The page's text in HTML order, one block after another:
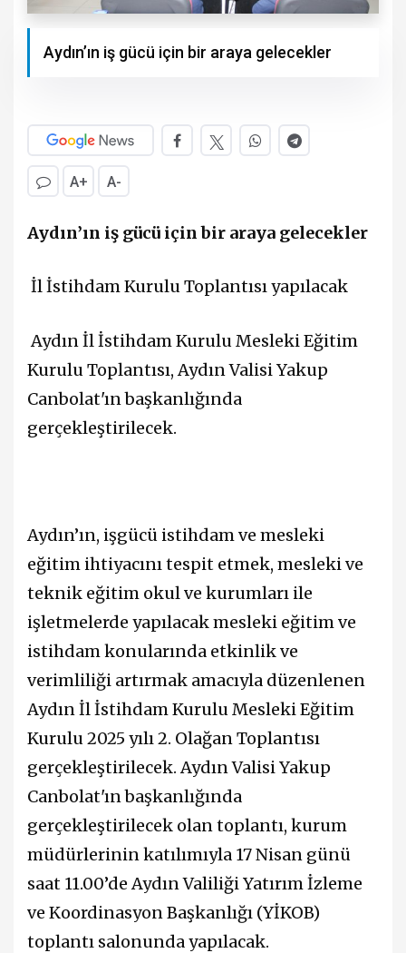
Aydın’ın iş gücü için bir araya gelecekler
A+ A-
Aydın’ın iş gücü için bir araya gelecekler
İl İstihdam Kurulu Toplantısı yapılacak
Aydın İl İstihdam Kurulu Mesleki Eğitim
Kurulu Toplantısı, Aydın Valisi Yakup
Canbolat'ın başkanlığında
gerçekleştirilecek.
Aydın’ın, işgücü istihdam ve mesleki
eğitim ihtiyacını tespit etmek, mesleki ve
teknik eğitim okul ve kurumları ile
işletmelerde yapılacak mesleki eğitim ve
istihdam konularında etkinlik ve
verimliliği artırmak amacıyla düzenlenen
Aydın İl İstihdam Kurulu Mesleki Eğitim
Kurulu 2025 yılı 2. Olağan Toplantısı
gerçekleştirilecek. Aydın Valisi Yakup
Canbolat'ın başkanlığında
gerçekleştirilecek olan toplantı, kurum
müdürlerinin katılımıyla 17 Nisan günü
saat 11.00’de Aydın Valiliği Yatırım İzleme
ve Koordinasyon Başkanlığı (YİKOB)
toplantı salonunda yapılacak.